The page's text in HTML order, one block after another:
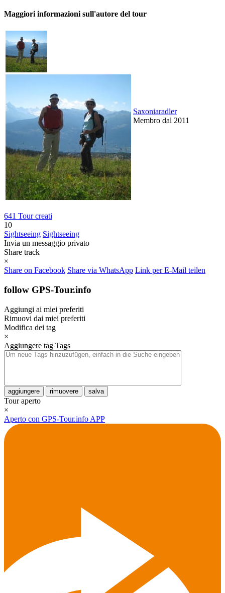
Maggiori informazioni sull'autore del tour
Saxoniaradler
Membro dal 2011
641 Tour creati
10
Sightseeing Sightseeing
Invia un messaggio privato
Share track
×
Share on Facebook Share via WhatsApp Link per E-Mail teilen
follow GPS-Tour.info
Aggiungi ai miei preferiti
Rimuovi dai miei preferiti
Modifica dei tag
×
Aggiungere tag Tags
aggiungere rimuovere salva
Tour aperto
×
Aperto con GPS-Tour.info APP